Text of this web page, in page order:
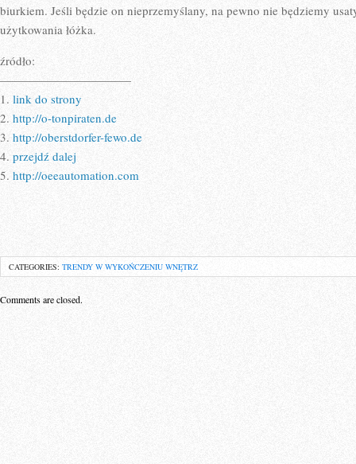
biurkiem. Jeśli będzie on nieprzemyślany, na pewno nie będziemy
użytkowania łóżka.
źródło:
———————————
1. link do strony
2. http://o-tonpiraten.de
3. http://oberstdorfer-fewo.de
4. przejdź dalej
5. http://oeeautomation.com
CATEGORIES: TRENDY W WYKOŃCZENIU WNĘTRZ
Comments are closed.